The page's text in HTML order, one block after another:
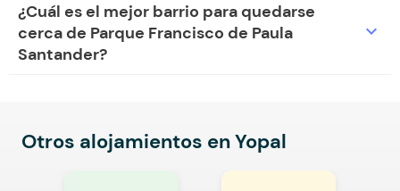
¿Cuál es el mejor barrio para quedarse
cerca de Parque Francisco de Paula
Santander?
expand_more
Otros alojamientos en Yopal